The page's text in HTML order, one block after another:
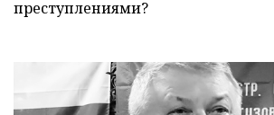
преступлениями?